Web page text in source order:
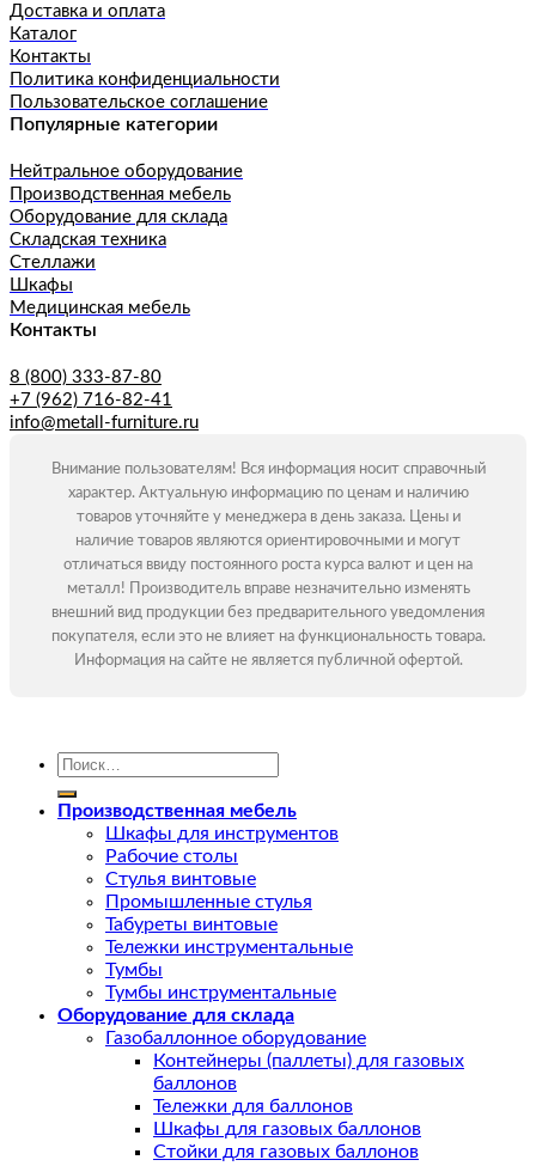
Доставка и оплата
Каталог
Контакты
Политика конфиденциальности
Пользовательское соглашение
Популярные категории
Нейтральное оборудование
Производственная мебель
Оборудование для склада
Складская техника
Стеллажи
Шкафы
Медицинская мебель
Контакты
8 (800) 333-87-80
+7 (962) 716-82-41
info@metall-furniture.ru
Внимание пользователям! Вся информация носит справочный
характер. Актуальную информацию по ценам и наличию
товаров уточняйте у менеджера в день заказа. Цены и
наличие товаров являются ориентировочными и могут
отличаться ввиду постоянного роста курса валют и цен на
металл! Производитель вправе незначительно изменять
внешний вид продукции без предварительного уведомления
покупателя, если это не влияет на функциональность товара.
Информация на сайте не является публичной офертой.
Искать:
Производственная мебель
Шкафы для инструментов
Рабочие столы
Стулья винтовые
Промышленные стулья
Табуреты винтовые
Тележки инструментальные
Тумбы
Тумбы инструментальные
Оборудование для склада
Газобаллонное оборудование
Контейнеры (паллеты) для газовых
баллонов
Тележки для баллонов
Шкафы для газовых баллонов
Стойки для газовых баллонов